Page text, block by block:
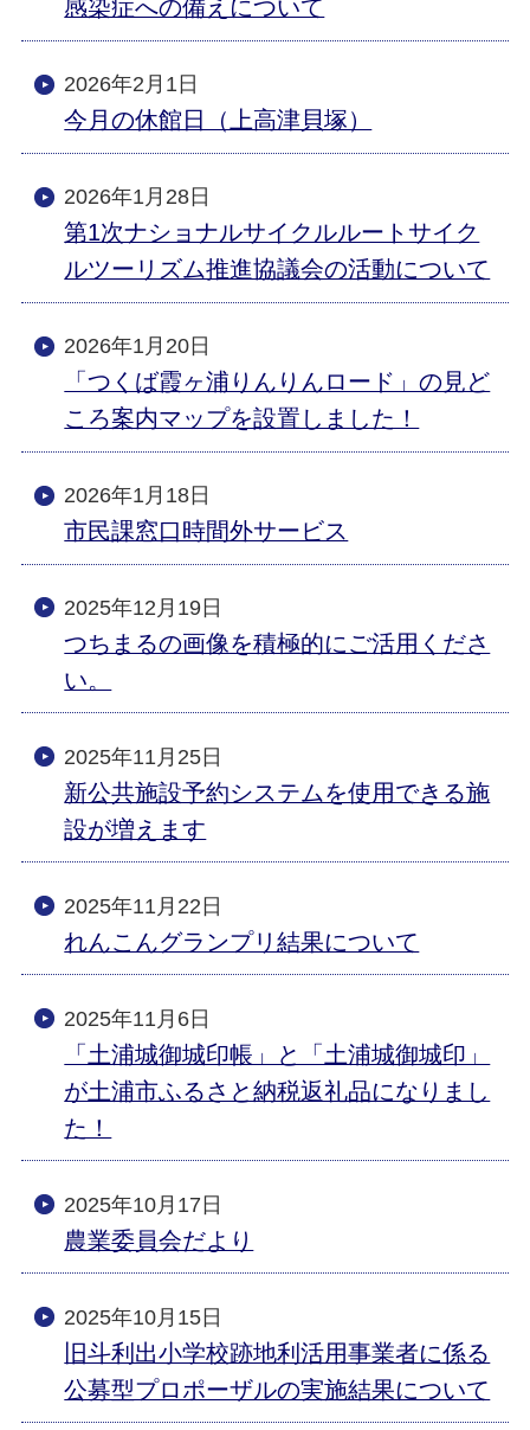
感染症への備えについて
2026年2月1日
今月の休館日（上高津貝塚）
2026年1月28日
第1次ナショナルサイクルルートサイク
ルツーリズム推進協議会の活動について
2026年1月20日
「つくば霞ヶ浦りんりんロード」の見ど
ころ案内マップを設置しました！
2026年1月18日
市民課窓口時間外サービス
2025年12月19日
つちまるの画像を積極的にご活用くださ
い。
2025年11月25日
新公共施設予約システムを使用できる施
設が増えます
2025年11月22日
れんこんグランプリ結果について
2025年11月6日
「土浦城御城印帳」と「土浦城御城印」
が土浦市ふるさと納税返礼品になりまし
た！
2025年10月17日
農業委員会だより
2025年10月15日
旧斗利出小学校跡地利活用事業者に係る
公募型プロポーザルの実施結果について